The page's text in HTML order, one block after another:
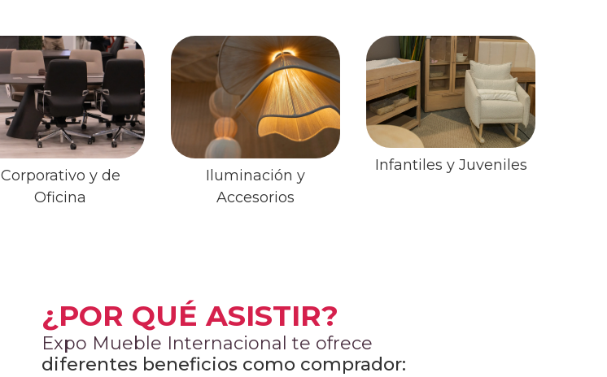
Corporativo y de
Oficina
Iluminación y
Accesorios
Infantiles y Juveniles
¿POR QUÉ ASISTIR?
Expo Mueble Internacional te ofrece
diferentes beneficios como comprador: